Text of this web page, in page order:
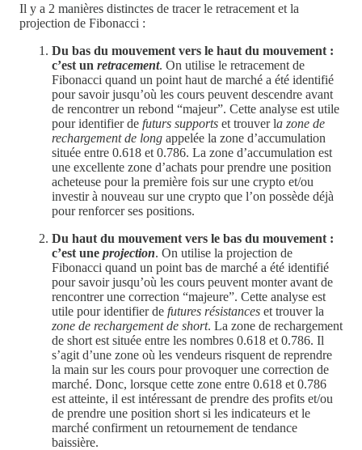
Il y a 2 manières distinctes de tracer le retracement et la
projection de Fibonacci :
Du bas du mouvement vers le haut du mouvement :
c’est un retracement. On utilise le retracement de
Fibonacci quand un point haut de marché a été identifié
pour savoir jusqu’où les cours peuvent descendre avant
de rencontrer un rebond “majeur”. Cette analyse est utile
pour identifier de futurs supports et trouver la zone de
rechargement de long appelée la zone d’accumulation
située entre 0.618 et 0.786. La zone d’accumulation est
une excellente zone d’achats pour prendre une position
acheteuse pour la première fois sur une crypto et/ou
investir à nouveau sur une crypto que l’on possède déjà
pour renforcer ses positions.
Du haut du mouvement vers le bas du mouvement :
c’est une projection. On utilise la projection de
Fibonacci quand un point bas de marché a été identifié
pour savoir jusqu’où les cours peuvent monter avant de
rencontrer une correction “majeure”. Cette analyse est
utile pour identifier de futures résistances et trouver la
zone de rechargement de short. La zone de rechargement
de short est située entre les nombres 0.618 et 0.786. Il
s’agit d’une zone où les vendeurs risquent de reprendre
la main sur les cours pour provoquer une correction de
marché. Donc, lorsque cette zone entre 0.618 et 0.786
est atteinte, il est intéressant de prendre des profits et/ou
de prendre une position short si les indicateurs et le
marché confirment un retournement de tendance
baissière.